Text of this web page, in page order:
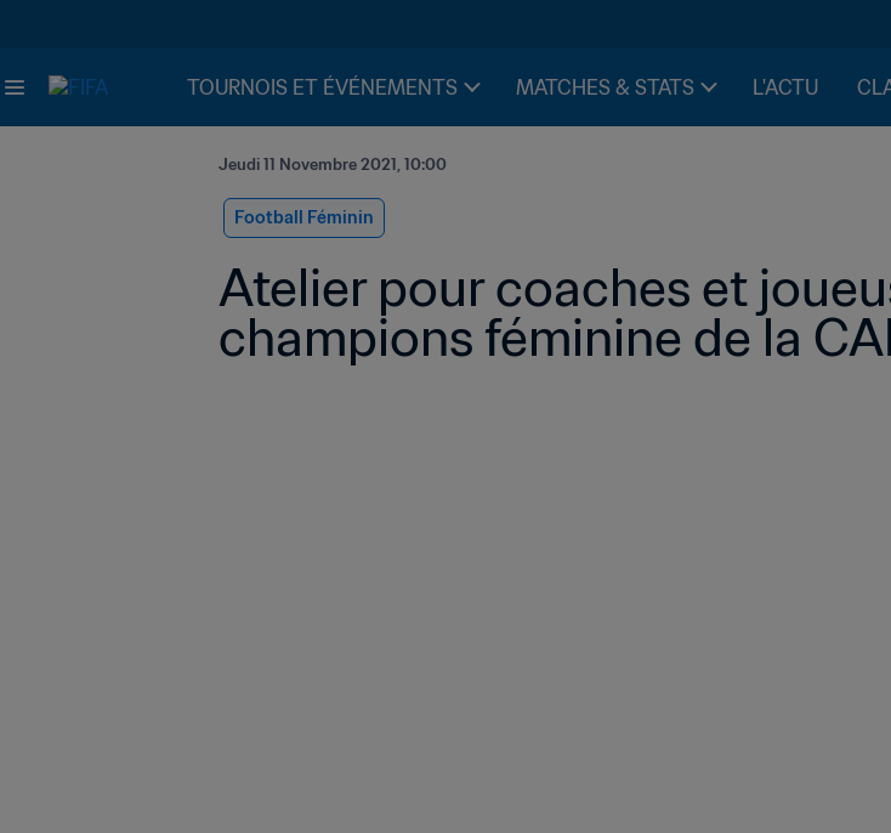
TOURNOIS ET ÉVÉNEMENTS MATCHES & STATS L'ACTU
Jeudi 11 Novembre 2021, 10:00
Football Féminin
Atelier pour coaches et
champions féminine de la